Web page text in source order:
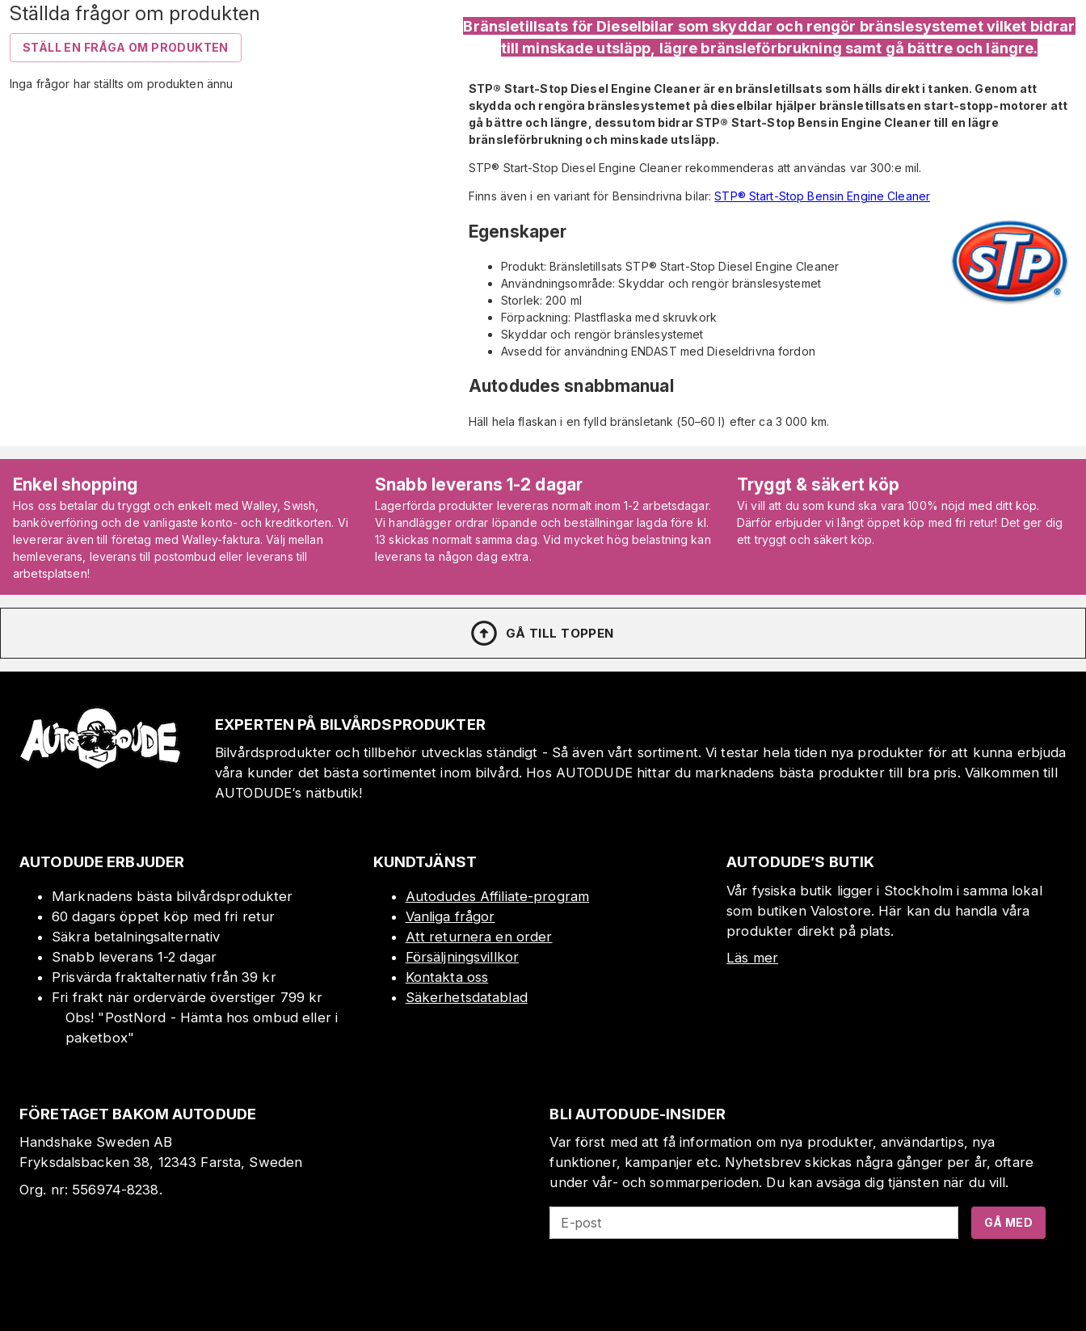
Ställda frågor om produkten
STÄLL EN FRÅGA OM PRODUKTEN
Inga frågor har ställts om produkten ännu
Bränsletillsats för Dieselbilar som skyddar och rengör bränslesystemet vilket bidrar
till minskade utsläpp, lägre bränsleförbrukning samt gå bättre och längre.
STP® Start-Stop Diesel Engine Cleaner är en bränsletillsats som hälls direkt i tanken. Genom att
skydda och rengöra bränslesystemet på dieselbilar hjälper bränsletillsatsen start-stopp-motorer att
gå bättre och längre, dessutom bidrar STP® Start-Stop Bensin Engine Cleaner till en lägre
bränsleförbrukning och minskade utsläpp.
STP® Start-Stop Diesel Engine Cleaner rekommenderas att användas var 300:e mil.
Finns även i en variant för Bensindrivna bilar:STP® Start-Stop Bensin Engine Cleaner
Egenskaper
Produkt: Bränsletillsats STP® Start-Stop Diesel Engine Cleaner
Användningsområde: Skyddar och rengör bränslesystemet
Storlek: 200 ml
Förpackning: Plastflaska med skruvkork
Skyddar och rengör bränslesystemet
Avsedd för användning ENDAST med Dieseldrivna fordon
Autodudes snabbmanual
Häll hela flaskan i en fylld bränsletank (50–60 l) efter ca 3 000 km.
Enkel shopping
Hos oss betalar du tryggt och enkelt med Walley, Swish,
banköverföring och de vanligaste konto- och kreditkorten. Vi
levererar även till företag med Walley-faktura. Välj mellan
hemleverans, leverans till postombud eller leverans till
arbetsplatsen!
Snabb leverans 1-2 dagar
Lagerförda produkter levereras normalt inom 1-2 arbetsdagar.
Vi handlägger ordrar löpande och beställningar lagda före kl.
13 skickas normalt samma dag. Vid mycket hög belastning kan
leverans ta någon dag extra.
Tryggt & säkert köp
Vi vill att du som kund ska vara 100% nöjd med ditt köp.
Därför erbjuder vi långt öppet köp med fri retur! Det ger dig
ett tryggt och säkert köp.
GÅ TILL TOPPEN
EXPERTEN PÅ BILVÅRDSPRODUKTER
Bilvårdsprodukter och tillbehör utvecklas ständigt - Så även vårt sortiment. Vi testar hela tiden nya produkter för att kunna erbjuda
våra kunder det bästa sortimentet inom bilvård. Hos AUTODUDE hittar du marknadens bästa produkter till bra pris. Välkommen till
AUTODUDE‘s nätbutik!
AUTODUDE ERBJUDER
Marknadens bästa bilvårdsprodukter
60 dagars öppet köp med fri retur
Säkra betalningsalternativ
Snabb leverans 1-2 dagar
Prisvärda fraktalternativ från 39 kr
Fri frakt när ordervärde överstiger 799 kr
Obs! "PostNord - Hämta hos ombud eller i
paketbox"
KUNDTJÄNST
Autodudes Affiliate-program
Vanliga frågor
Att returnera en order
Försäljningsvillkor
Kontakta oss
Säkerhetsdatablad
AUTODUDE’S BUTIK
Vår fysiska butik ligger i Stockholm i samma lokal
som butiken Valostore. Här kan du handla våra
produkter direkt på plats.
Läs mer
FÖRETAGET BAKOM AUTODUDE
Handshake Sweden AB
Fryksdalsbacken 38, 12343 Farsta, Sweden
Org. nr: 556974-8238.
BLI AUTODUDE-INSIDER
Var först med att få information om nya produkter, användartips, nya
funktioner, kampanjer etc. Nyhetsbrev skickas några gånger per år, oftare
under vår- och sommarperioden. Du kan avsäga dig tjänsten när du vill.
E-post GÅ MED